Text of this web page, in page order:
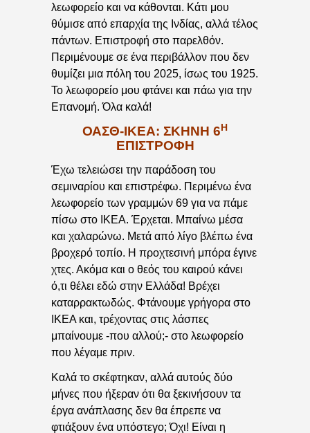
λεωφορείο και να κάθονται. Κάτι μου
θύμισε από επαρχία της Ινδίας, αλλά τέλος
πάντων. Επιστροφή στο παρελθόν.
Περιμένουμε σε ένα περιβάλλον που δεν
θυμίζει μια πόλη του 2025, ίσως του 1925.
Το λεωφορείο μου φτάνει και πάω για την
Επανομή. Όλα καλά!
ΟΑΣΘ-ΙΚΕΑ: ΣΚΗΝΉ 6Η
ΕΠΙΣΤΡΟΦΉ
Έχω τελειώσει την παράδοση του
σεμιναρίου και επιστρέφω. Περιμένω ένα
λεωφορείο των γραμμών 69 για να πάμε
πίσω στο ΙΚΕΑ. Έρχεται. Μπαίνω μέσα
και χαλαρώνω. Μετά από λίγο βλέπω ένα
βροχερό τοπίο. Η προχτεσινή μπόρα έγινε
χτες. Ακόμα και ο θεός του καιρού κάνει
ό,τι θέλει εδώ στην Ελλάδα! Βρέχει
καταρρακτωδώς. Φτάνουμε γρήγορα στο
ΙΚΕΑ και, τρέχοντας στις λάσπες
μπαίνουμε -που αλλού;- στο λεωφορείο
που λέγαμε πριν.
Καλά το σκέφτηκαν, αλλά αυτούς δύο
μήνες που ήξεραν ότι θα ξεκινήσουν τα
έργα ανάπλασης δεν θα έπρεπε να
φτιάξουν ένα υπόστεγο; Όχι! Είναι η